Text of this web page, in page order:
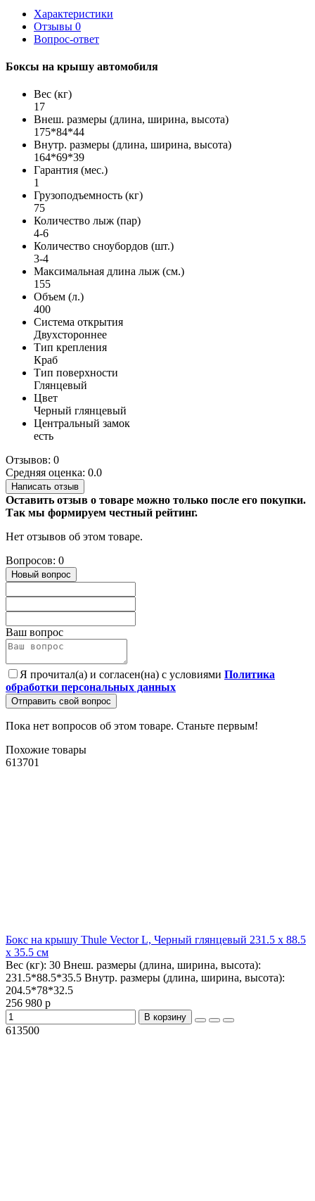
Характеристики
Отзывы 0
Вопрос-ответ
Боксы на крышу автомобиля
Вес (кг)
17
Внеш. размеры (длина, ширина, высота)
175*84*44
Внутр. размеры (длина, ширина, высота)
164*69*39
Гарантия (мес.)
1
Грузоподъемность (кг)
75
Количество лыж (пар)
4-6
Количество сноубордов (шт.)
3-4
Максимальная длина лыж (см.)
155
Объем (л.)
400
Система открытия
Двухстороннее
Тип крепления
Краб
Тип поверхности
Глянцевый
Цвет
Черный глянцевый
Центральный замок
есть
Отзывов: 0
Средняя оценка: 0.0
Написать отзыв
Оставить отзыв о товаре можно только после его покупки.
Так мы формируем честный рейтинг.
Нет отзывов об этом товаре.
Вопросов: 0
Новый вопрос
Ваш вопрос
Я прочитал(а) и согласен(на) с условиями Политика
обработки персональных данных
Отправить свой вопрос
Пока нет вопросов об этом товаре. Станьте первым!
Похожие товары
613701
Бокс на крышу Thule Vector L, Черный глянцевый 231.5 x 88.5
x 35.5 см
Вес (кг): 30 Внеш. размеры (длина, ширина, высота):
231.5*88.5*35.5 Внутр. размеры (длина, ширина, высота):
204.5*78*32.5
256 980 р
В корзину
613500